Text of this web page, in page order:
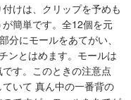
けは、クリップを予めも
簡単です。全12個を元
分にモールをあてがい、
ンとはめます。モールは
す。このときの注意点
いて 真ん中の一番背の